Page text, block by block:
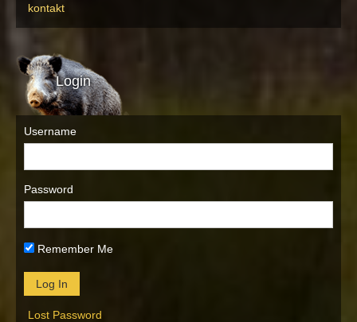
kontakt
Login
Username
Password
Remember Me
Lost Password